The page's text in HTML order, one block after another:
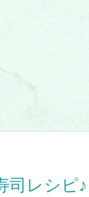
司レシピ